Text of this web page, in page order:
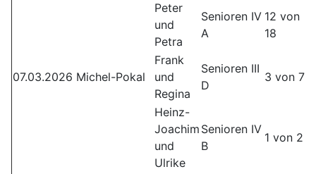
Peter
und
Petra
Senioren IV
A
12 von
18
07.03.2026 Michel-Pokal
Frank
und
Regina
Senioren III
D
3 von 7
Heinz-
Joachim
und
Ulrike
Senioren IV
B
1 von 2